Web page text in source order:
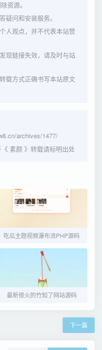
资源。
疑问和安装服务。
人观点，并不代表本站赞
现链接失效，请及时与站
载方式正确书写本站原文
archives/1477/
素颜 》转载请标明出处
吃瓜主题视频瀑布流PHP源码
最新很火的竹知了网站源码
下一篇